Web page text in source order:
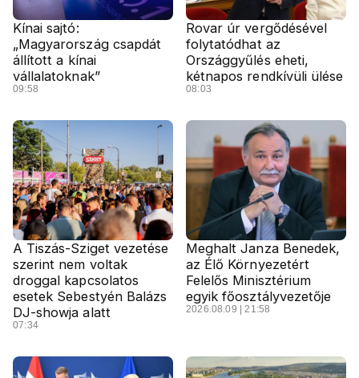
Kínai sajtó:
„Magyarország csapdát
állított a kínai
vállalatoknak”
09:58
Rovar úr vergődésével
folytatódhat az
Országgyűlés eheti,
kétnapos rendkívüli ülése
08:03
A Tiszás-Sziget vezetése
szerint nem voltak
droggal kapcsolatos
esetek Sebestyén Balázs
DJ-showja alatt
07:34
Meghalt Janza Benedek,
az Élő Környezetért
Felelős Minisztérium
egyik főosztályvezetője
2026.08.09 | 21:58